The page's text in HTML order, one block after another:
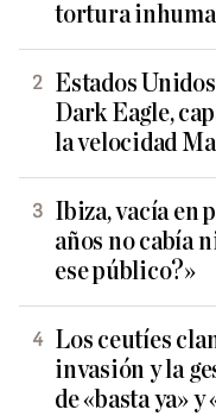
tortura
Estados
Dark Eagle,
la velocidad
Ibiza, vacía en
años no cabía
ese público?»
Los ceutíes
invasión y la
de «basta ya»